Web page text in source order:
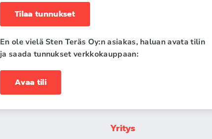
Tilaa tunnukset
En ole vielä Sten Teräs Oy:n asiakas, haluan avata tilin
ja saada tunnukset verkkokauppaan:
Avaa tili
Yritys